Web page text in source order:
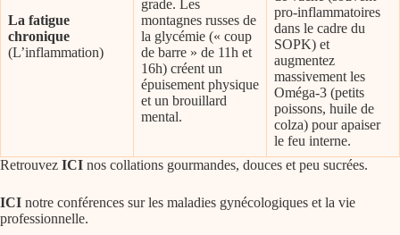
La fatigue
chronique
(L’inflammation)
grade. Les
montagnes russes de
la glycémie (« coup
de barre » de 11h et
16h) créent un
épuisement physique
et un brouillard
mental.
pro-inflammatoires
dans le cadre du
SOPK) et
augmentez
massivement les
Oméga-3 (petits
poissons, huile de
colza) pour apaiser
le feu interne.
Retrouvez ICI nos collations gourmandes, douces et peu sucrées.
ICI notre conférences sur les maladies gynécologiques et la vie
professionnelle.